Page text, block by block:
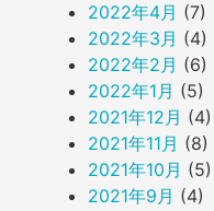
2022年4月 (7)
2022年3月 (4)
2022年2月 (6)
2022年1月 (5)
2021年12月 (4)
2021年11月 (8)
2021年10月 (5)
2021年9月 (4)